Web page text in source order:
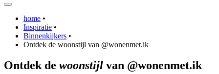
home •
Inspiratie •
Binnenkijkers •
Ontdek de woonstijl van @wonenmet.ik
Ontdek de woonstijl van @wonenmet.ik